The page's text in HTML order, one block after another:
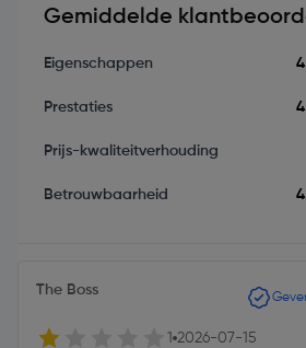
Gemiddelde
Eigenschappen
Prestaties
Prijs-kwaliteitverhouding
Betrouwbaarheid
The Boss
1 2026-07-15